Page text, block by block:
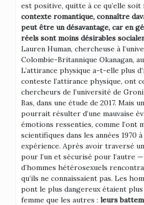
est positive, quitte à ce qu’elle soit
contexte romantique, connaître
peut être un désavantage, car en
réels sont moins désirables
Lauren Human, chercheuse à
Colombie-Britannique Okanagan, au
L’attirance physique a-t-elle plus
conteste l’attirance physique, ont
chercheurs de l’université de
Bas, dans une étude de 2017. Mais
pourrait résulter d’une mauvaise
émotions ressenties, comme l’ont
scientifiques dans les années 1970 à
expérience. Après avoir traversé
pour l’un et sécurisé pour l’autre
d’hommes hétérosexuels
qu’ils ne connaissaient pas. Les
pont le plus dangereux étaient
femme que les autres : leurs